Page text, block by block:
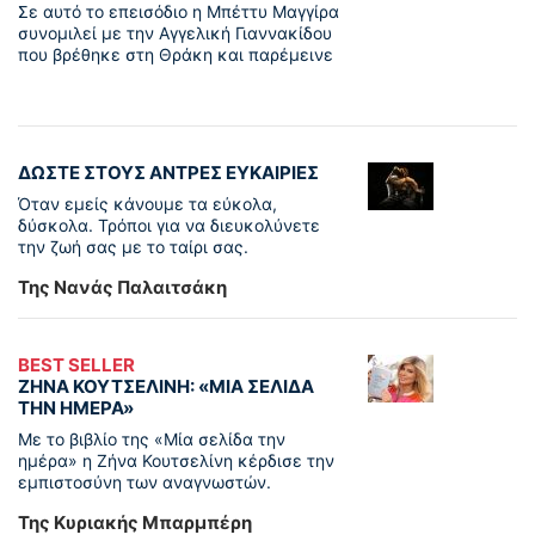
Σε αυτό το επεισόδιο η Μπέττυ Μαγγίρα
συνομιλεί με την Αγγελική Γιαννακίδου
που βρέθηκε στη Θράκη και παρέμεινε
ΔΩΣΤΕ ΣΤΟΥΣ ΑΝΤΡΕΣ ΕΥΚΑΙΡΙΕΣ
Όταν εμείς κάνουμε τα εύκολα,
δύσκολα. Τρόποι για να διευκολύνετε
την ζωή σας με το ταίρι σας.
Της Νανάς Παλαιτσάκη
BEST SELLER
ΖΗΝΑ ΚΟΥΤΣΕΛΙΝΗ: «ΜΙΑ ΣΕΛΙΔΑ
ΤΗΝ ΗΜΕΡΑ»
Με το βιβλίο της «Μία σελίδα την
ημέρα» η Ζήνα Κουτσελίνη κέρδισε την
εμπιστοσύνη των αναγνωστών.
Της Κυριακής Μπαρμπέρη